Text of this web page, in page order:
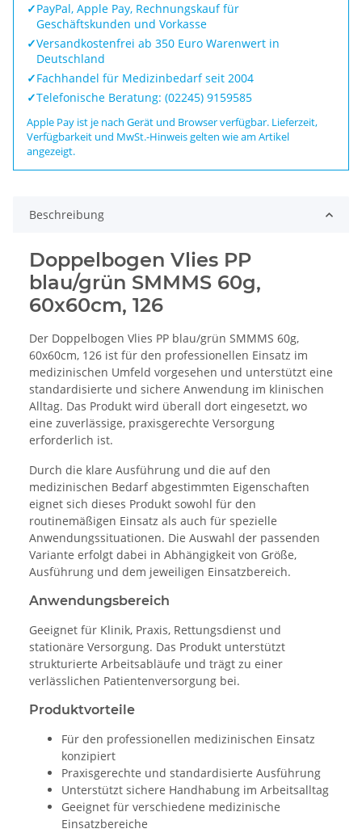
✓PayPal, Apple Pay, Rechnungskauf für
Geschäftskunden und Vorkasse
✓Versandkostenfrei ab 350 Euro Warenwert in
Deutschland
✓Fachhandel für Medizinbedarf seit 2004
✓Telefonische Beratung: (02245) 9159585
Apple Pay ist je nach Gerät und Browser verfügbar. Lieferzeit,
Verfügbarkeit und MwSt.-Hinweis gelten wie am Artikel
angezeigt.
Beschreibung
Doppelbogen Vlies PP
blau/grün SMMMS 60g,
60x60cm, 126
Der Doppelbogen Vlies PP blau/grün SMMMS 60g,
60x60cm, 126 ist für den professionellen Einsatz im
medizinischen Umfeld vorgesehen und unterstützt eine
standardisierte und sichere Anwendung im klinischen
Alltag. Das Produkt wird überall dort eingesetzt, wo
eine zuverlässige, praxisgerechte Versorgung
erforderlich ist.
Durch die klare Ausführung und die auf den
medizinischen Bedarf abgestimmten Eigenschaften
eignet sich dieses Produkt sowohl für den
routinemäßigen Einsatz als auch für spezielle
Anwendungssituationen. Die Auswahl der passenden
Variante erfolgt dabei in Abhängigkeit von Größe,
Ausführung und dem jeweiligen Einsatzbereich.
Anwendungsbereich
Geeignet für Klinik, Praxis, Rettungsdienst und
stationäre Versorgung. Das Produkt unterstützt
strukturierte Arbeitsabläufe und trägt zu einer
verlässlichen Patientenversorgung bei.
Produktvorteile
Für den professionellen medizinischen Einsatz
konzipiert
Praxisgerechte und standardisierte Ausführung
Unterstützt sichere Handhabung im Arbeitsalltag
Geeignet für verschiedene medizinische
Einsatzbereiche